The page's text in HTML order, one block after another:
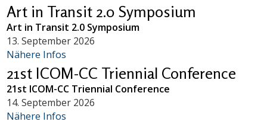
Art in Transit 2.0 Symposium
Art in Transit 2.0 Symposium
13. September 2026
Nähere Infos
21st ICOM-CC Triennial Conference
21st ICOM-CC Triennial Conference
14. September 2026
Nähere Infos